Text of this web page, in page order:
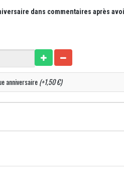
dans commentaires après
anniversaire(+1,50 €)